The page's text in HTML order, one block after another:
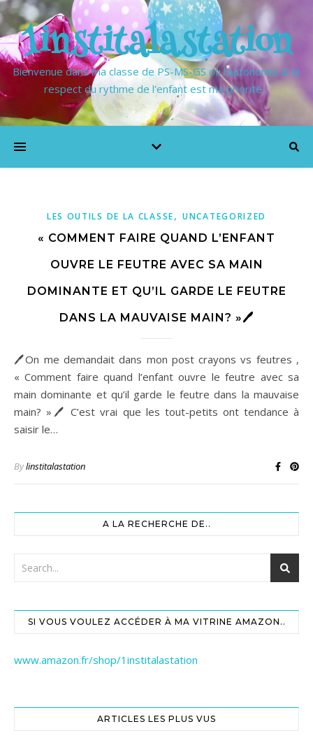
1institalastation
Bienvenue dans ma classe de PS-MS-GS où l'autonomie & le
respect du rythme de l'enfant est ma priorité…
LES OUTILS DE LA CLASSE, UNCATEGORIZED
« COMMENT FAIRE QUAND L’ENFANT
OUVRE LE FEUTRE AVEC SA MAIN
DOMINANTE ET QU’IL GARDE LE FEUTRE
DANS LA MAUVAISE MAIN? »🖊
🖊On me demandait dans mon post crayons vs feutres ,
« Comment faire quand l’enfant ouvre le feutre avec sa
main dominante et qu’il garde le feutre dans la mauvaise
main? »🖊 C’est vrai que les tout-petits ont tendance à
saisir le…
Bylinstitalastation
A LA RECHERCHE DE..
SI VOUS VOULEZ ACCÉDER À MA VITRINE AMAZON..
www.amazon.fr/shop/1institalastation
ARTICLES LES PLUS VUS